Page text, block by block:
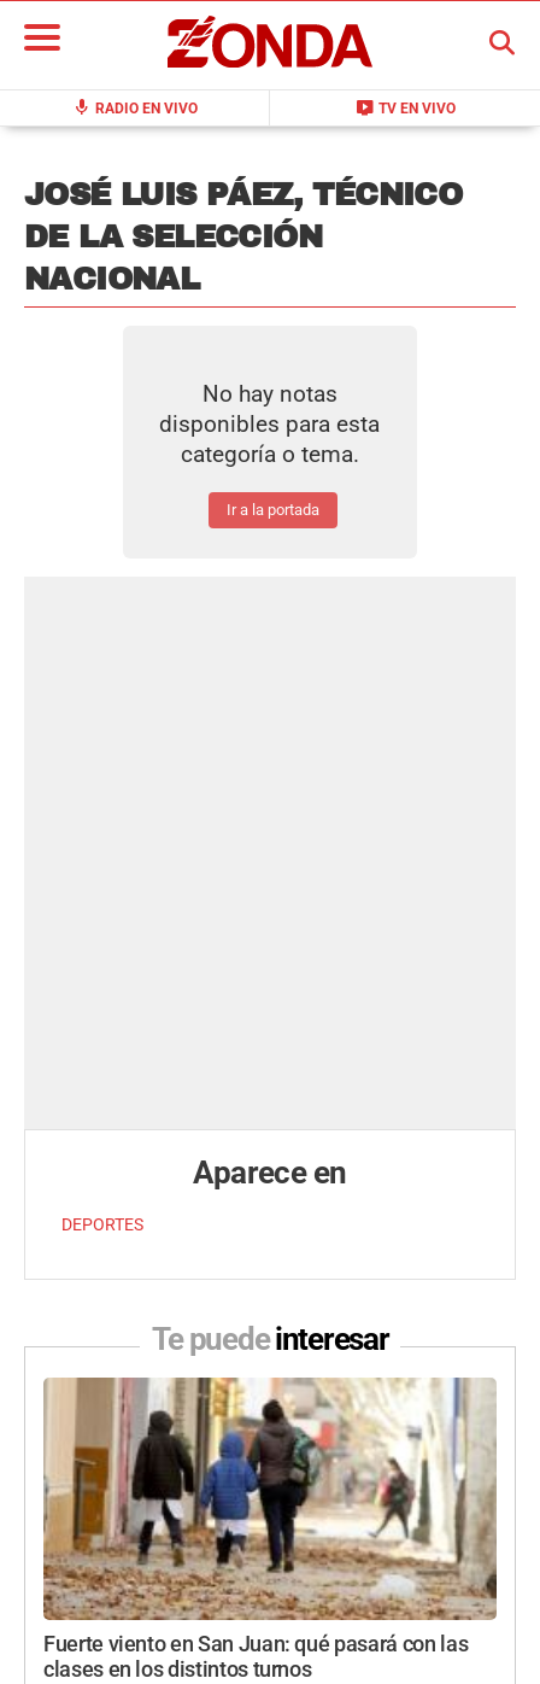
mic RADIO EN VIVO live_tv TV EN VIVO
BUSCAR
JOSÉ LUIS PÁEZ, TÉCNICO
DE LA SELECCIÓN
NACIONAL
No hay notas
disponibles para esta
categoría o tema.
Ir a la portada
Aparece en
DEPORTES
Te puedeinteresar
Fuerte viento en San Juan: qué pasará con las
clases en los distintos turnos